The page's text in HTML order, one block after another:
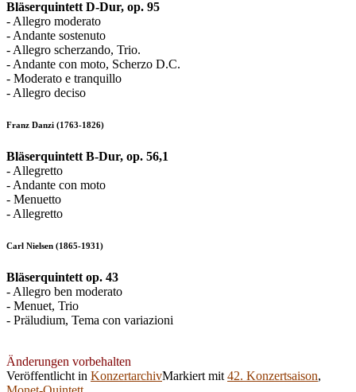
Bläserquintett D-Dur, op. 95
- Allegro moderato
- Andante sostenuto
- Allegro scherzando, Trio.
- Andante con moto, Scherzo D.C.
- Moderato e tranquillo
- Allegro deciso
Franz Danzi (1763-1826)
Bläserquintett B-Dur, op. 56,1
- Allegretto
- Andante con moto
- Menuetto
- Allegretto
Carl Nielsen (1865-1931)
Bläserquintett op. 43
- Allegro ben moderato
- Menuet, Trio
- Präludium, Tema con variazioni
Änderungen vorbehalten
Veröffentlicht in KonzertarchivMarkiert mit 42. Konzertsaison,